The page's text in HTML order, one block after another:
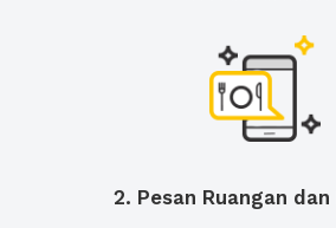
2. Pesan Ruangan